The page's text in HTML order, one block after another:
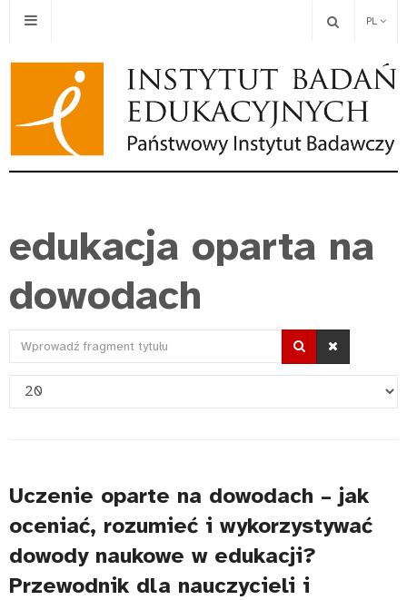
PL
edukacja oparta na
dowodach
Wprowadź
tytułu
Pokaż
Uczenie oparte na dowodach – jak
oceniać, rozumieć i wykorzystywać
dowody naukowe w edukacji?
Przewodnik dla nauczycieli i